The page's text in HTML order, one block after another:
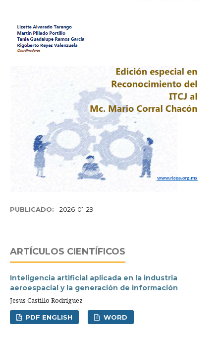
PUBLICADO: 2026-01-29
ARTÍCULOS CIENTÍFICOS
Inteligencia artificial aplicada en la industria
aeroespacial y la generación de información
Jesus Castillo Rodríguez
PDF ENGLISH WORD